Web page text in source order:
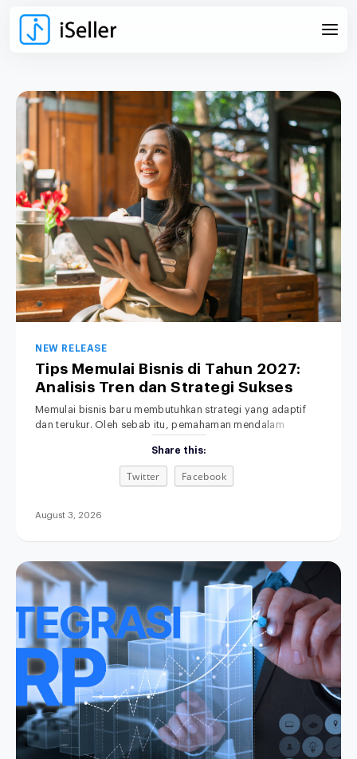
NEW RELEASE
Tips Memulai Bisnis di Tahun 2027:
Analisis Tren dan Strategi Sukses
Memulai bisnis baru membutuhkan strategi yang adaptif
dan terukur. Oleh sebab itu, pemahaman mendalam
yang sangat penting. Di era transformasi digital ini,
dinamika persaingan pasar berkembang dengan sangat
pesat. Akibatnya, metode bisnis lama yang serba manual
konsumen terhadap kecepatan dan kemudahan
Share this:
Twitter Facebook
August 3, 2026